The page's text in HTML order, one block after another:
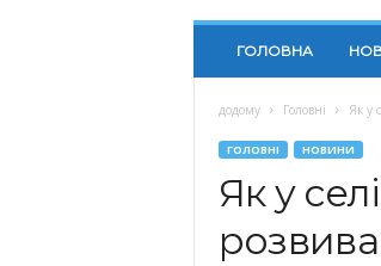
ГОЛОВНА
додому Головні Як у
ГОЛОВНІ НОВИНИ
Як у